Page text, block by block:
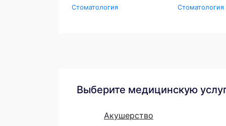
Стоматология
Стоматология
Выберите медицинскую
Акушерство